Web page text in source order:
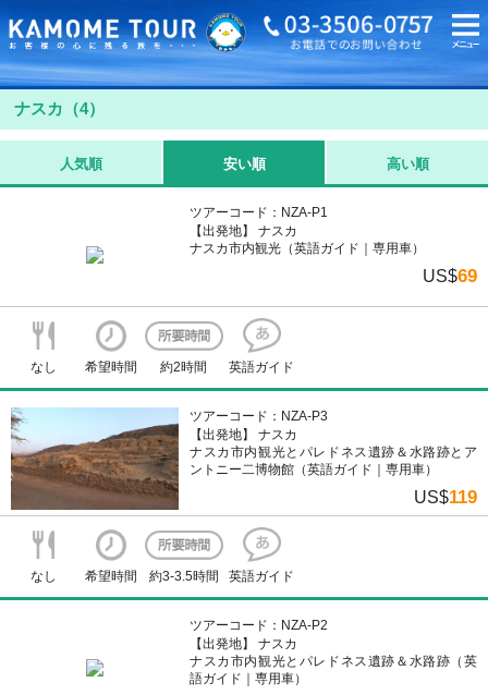
海外旅行・ツアーTOP 海外オプショナルツアーTOP ペルー ナスカ
ナスカ（4）
人気順 安い順 高い順
ツアーコード：NZA-P1
【出発地】 ナスカ
ナスカ市内観光（英語ガイド｜専用車）
US$69
なし 希望時間 約2時間 英語ガイド
ツアーコード：NZA-P3
【出発地】 ナスカ
ナスカ市内観光とパレドネス遺跡＆水路跡とア
ントニー二博物館（英語ガイド｜専用車）
US$119
なし 希望時間 約3-3.5時間 英語ガイド
ツアーコード：NZA-P2
【出発地】 ナスカ
ナスカ市内観光とパレドネス遺跡＆水路跡（英
語ガイド｜専用車）